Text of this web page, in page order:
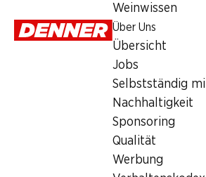
Weinwissen
Über Uns
Übersicht
Jobs
Selbstständig
Nachhaltigkeit
Sponsoring
Qualität
Werbung
1101111
Was andere Kunden